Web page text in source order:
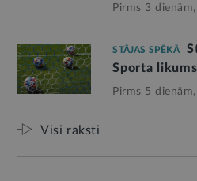
Pirms 3 dienām,
STĀJAS SPĒKĀ
Sporta likums
Pirms 5 dienām,
Visi raksti